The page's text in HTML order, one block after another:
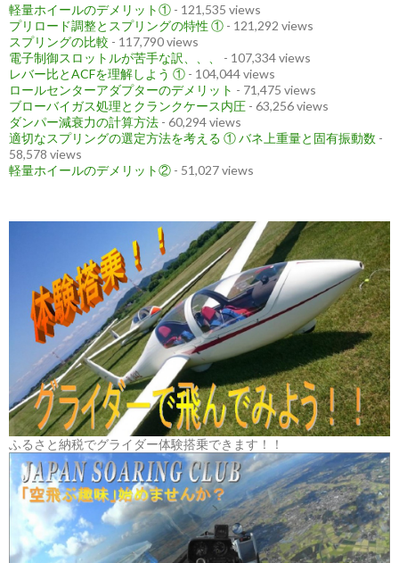
軽量ホイールのデメリット① - 121,535 views
プリロード調整とスプリングの特性 ① - 121,292 views
スプリングの比較 - 117,790 views
電子制御スロットルが苦手な訳、、、
- 107,334 views
レバー比とACFを理解しよう ① - 104,044 views
ロールセンターアダプターのデメリット - 71,475 views
ブローバイガス処理とクランクケース内圧 - 63,256 views
ダンパー減衰力の計算方法 - 60,294 views
適切なスプリングの選定方法を考える ① バネ上重量と固有振動数 -
58,578 views
軽量ホイールのデメリット② - 51,027 views
ふるさと納税でグライダー体験搭乗できます！！